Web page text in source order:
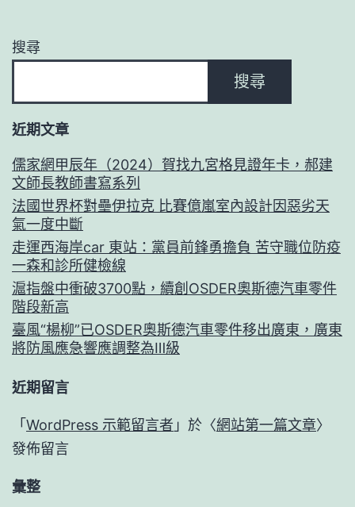
搜尋
搜尋
近期文章
儒家網甲辰年（2024）賀找九宮格見證年卡，郝建
文師長教師書寫系列
法國世界杯對壘伊拉克 比賽億嵐室內設計因惡劣天
氣一度中斷
走運西海岸car 東站：黨員前鋒勇擔負 苦守職位防疫
一森和診所健檢線
滬指盤中衝破3700點，續創OSDER奧斯德汽車零件
階段新高
臺風“楊柳”已OSDER奧斯德汽車零件移出廣東，廣東
將防風應急響應調整為Ⅲ級
近期留言
「 WordPress 示範留言者 」於〈網站第一篇文章〉
發佈留言
彙整